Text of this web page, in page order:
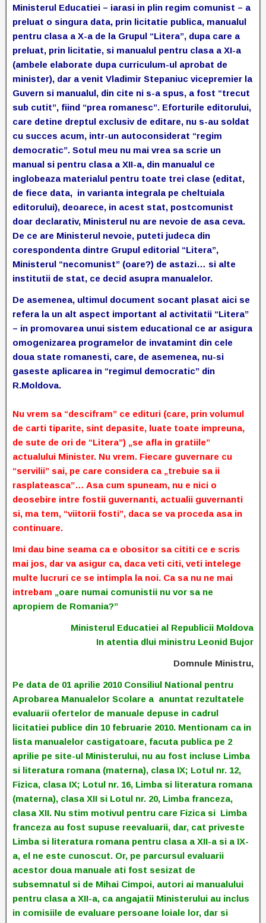
Ministerul Educatiei – iarasi in plin regim comunist – a
preluat o singura data, prin licitatie publica, manualul
pentru clasa a X-a de la Grupul “Litera”, dupa care a
preluat, prin licitatie, si manualul pentru clasa a XI-a
(ambele elaborate dupa curriculum-ul aprobat de
minister), dar a venit Vladimir Stepaniuc vicepremier la
Guvern si manualul, din cite ni s-a spus, a fost “trecut
sub cutit”, fiind “prea romanesc”. Eforturile editorului,
care detine dreptul exclusiv de editare, nu s-au soldat
cu succes acum, intr-un autoconsiderat “regim
democratic”. Sotul meu nu mai vrea sa scrie un
manual si pentru clasa a XII-a, din manualul ce
inglobeaza materialul pentru toate trei clase (editat,
de fiece data, in varianta integrala pe cheltuiala
editorului), deoarece, in acest stat, postcomunist
doar declarativ, Ministerul nu are nevoie de asa ceva.
De ce are Ministerul nevoie, puteti judeca din
corespondenta dintre Grupul editorial “Litera”,
Ministerul “necomunist” (oare?) de astazi… si alte
institutii de stat, ce decid asupra manualelor.
De asemenea, ultimul document socant plasat aici se
refera la un alt aspect important al activitatii “Litera”
– in promovarea unui sistem educational ce ar asigura
omogenizarea programelor de invatamint din cele
doua state romanesti, care, de asemenea, nu-si
gaseste aplicarea in “regimul democratic” din
R.Moldova.
Nu vrem sa “descifram” ce edituri (care, prin volumul
de carti tiparite, sint depasite, luate toate impreuna,
de sute de ori de “Litera”) „se afla in gratiile”
actualului Minister. Nu vrem. Fiecare guvernare cu
“servilii” sai, pe care considera ca „trebuie sa ii
rasplateasca”… Asa cum spuneam, nu e nici o
deosebire intre fostii guvernanti, actualii guvernanti
si, ma tem, “viitorii fosti”, daca se va proceda asa in
continuare.
Imi dau bine seama ca e obositor sa cititi ce e scris
mai jos, dar va asigur ca, daca veti citi, veti intelege
multe lucruri ce se intimpla la noi. Ca sa nu ne mai
intrebam „oare numai comunistii nu vor sa ne
apropiem de Romania?”
Ministerul Educatiei al Republicii Moldova
In atentia dlui ministru Leonid Bujor
Domnule Ministru,
Pe data de 01 aprilie 2010 Consiliul National pentru
Aprobarea Manualelor Scolare a anuntat rezultatele
evaluarii ofertelor de manuale depuse in cadrul
licitatiei publice din 10 februarie 2010. Mentionam ca in
lista manualelor castigatoare, facuta publica pe 2
aprilie pe site-ul Ministerului, nu au fost incluse Limba
si literatura romana (materna), clasa IX; Lotul nr. 12,
Fizica, clasa IX; Lotul nr. 16, Limba si literatura romana
(materna), clasa XII si Lotul nr. 20, Limba franceza,
clasa XII. Nu stim motivul pentru care Fizica si Limba
franceza au fost supuse reevaluarii, dar, cat priveste
Limba si literatura romana pentru clasa a XII-a si a IX-
a, el ne este cunoscut. Or, pe parcursul evaluarii
acestor doua manuale ati fost sesizat de
subsemnatul si de Mihai Cimpoi, autori ai manualului
pentru clasa a XII-a, ca angajatii Ministerului au inclus
in comisiile de evaluare persoane loiale lor, dar si